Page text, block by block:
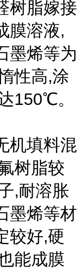
树脂嫁接
膜溶液,
墨烯等为
性高,涂
150℃。
机填料混
树脂较
,耐溶胀
墨烯等材
较好,硬
能成膜